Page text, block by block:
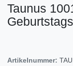
Taunus
Artikelnummer: